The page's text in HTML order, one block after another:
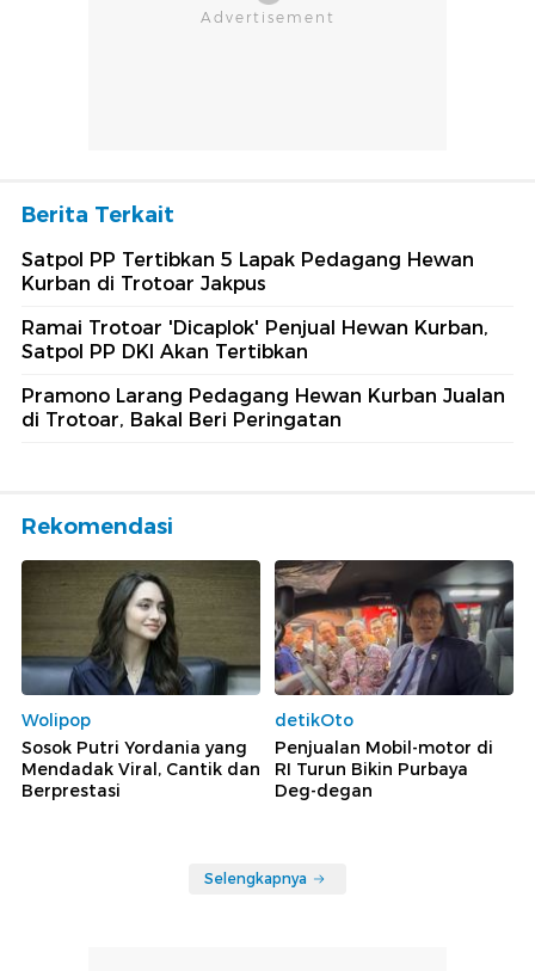
Berita Terkait
Satpol PP Tertibkan 5 Lapak Pedagang Hewan
Kurban di Trotoar Jakpus
Ramai Trotoar 'Dicaplok' Penjual Hewan Kurban,
Satpol PP DKI Akan Tertibkan
Pramono Larang Pedagang Hewan Kurban Jualan
di Trotoar, Bakal Beri Peringatan
Rekomendasi
Wolipop
Sosok Putri Yordania yang
Mendadak Viral, Cantik dan
Berprestasi
detikOto
Penjualan Mobil-motor di
RI Turun Bikin Purbaya
Deg-degan
Selengkapnya